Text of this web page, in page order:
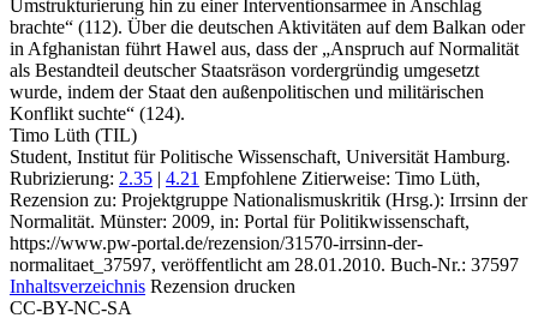
Umstrukturierung hin zu einer Interventionsarmee in Anschlag
brachte“ (112). Über die deutschen Aktivitäten auf dem Balkan oder
in Afghanistan führt Hawel aus, dass der „Anspruch auf Normalität
als Bestandteil deutscher Staatsräson vordergründig umgesetzt
wurde, indem der Staat den außenpolitischen und militärischen
Konflikt suchte“ (124).
Timo Lüth (TIL)
Student, Institut für Politische Wissenschaft, Universität Hamburg.
Rubrizierung: 2.35 | 4.21 Empfohlene Zitierweise: Timo Lüth,
Rezension zu: Projektgruppe Nationalismuskritik (Hrsg.): Irrsinn der
Normalität. Münster: 2009, in: Portal für Politikwissenschaft,
https://www.pw-portal.de/rezension/31570-irrsinn-der-
normalitaet_37597, veröffentlicht am 28.01.2010. Buch-Nr.: 37597
Inhaltsverzeichnis Rezension drucken
CC-BY-NC-SA